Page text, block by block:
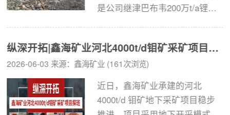
土矿分选痛点，实现项目快速落
地、高效投产与降本增效，成功
树立西非地区红土型金矿绿色智
能开发新标杆。...
是公司继津巴布韦200万t/a锂辉
补齐公司矿山土建板块标杆案例
的核心项目，本工程依托鑫海成
熟的规模化承建经验、精细化工
期管控体系与高效履约施工能
力，成功攻克多重海外施工难
纵深开拓|鑫海矿业河北4000t/d钼矿采矿项目探班
2026-06-03 来源：鑫海矿业 (161次浏览)
近日，鑫海矿业承建的河北
4000t/d 钼矿地下采矿项目稳步